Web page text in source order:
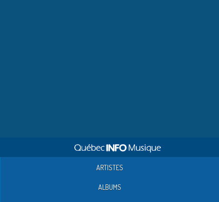
ARTISTES
ALBUMS